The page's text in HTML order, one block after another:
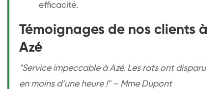
efficacité.
Témoignages de nos clients à
Azé
"Service impeccable à Azé. Les rats ont disparu
en moins d’une heure !" – Mme Dupont